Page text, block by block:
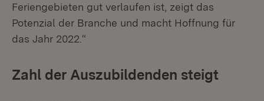
Feriengebieten gut verlaufen ist, zeigt das
Potenzial der Branche und macht Hoffnung für
das Jahr 2022.“
Zahl der Auszubildenden steigt